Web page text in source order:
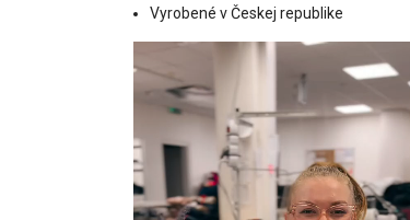
Vyrobené v Českej republike